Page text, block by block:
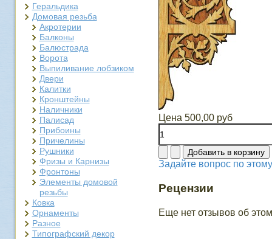
Геральдика
Домовая резьба
Акротерии
Балконы
Балюстрада
Ворота
Выпиливание лобзиком
Двери
Калитки
Кронштейны
Наличники
Палисад
Прибоины
Причелины
Рушники
Фризы и Карнизы
Фронтоны
Элементы домовой
резьбы
Ковка
Орнаменты
Разное
Типографский декор
Цена 500,00 руб
Задайте вопрос по
Рецензии
Еще нет отзывов об